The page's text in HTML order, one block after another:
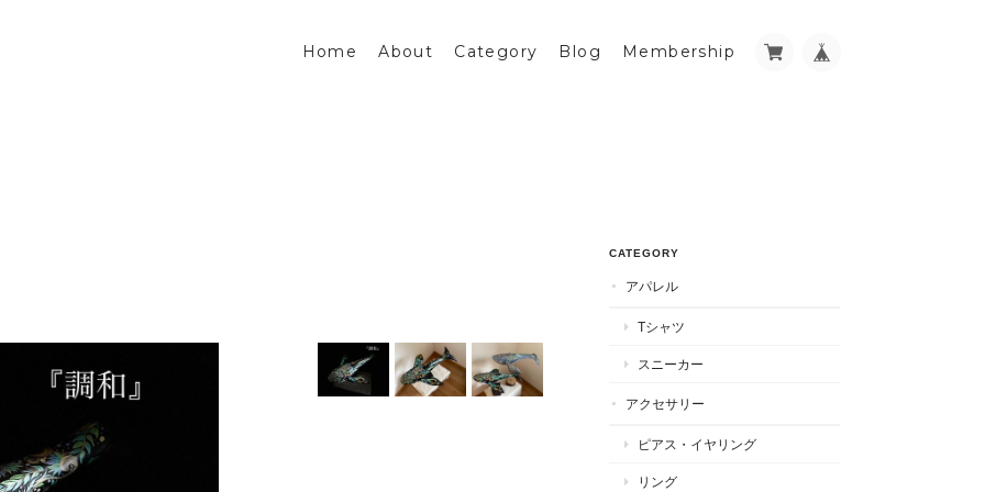
Home About Category Blog Membership
CATEGORY
アパレル
Tシャツ
スニーカー
アクセサリー
ピアス・イヤリング
リング